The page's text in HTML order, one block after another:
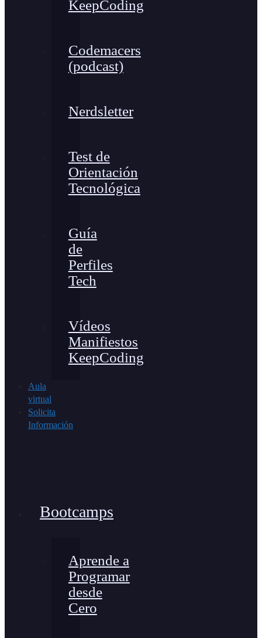
KeepCoding
Codemacers
(podcast)
Nerdsletter
Test de
Orientación
Tecnológica
Guía
de
Perfiles
Tech
Vídeos
Manifiestos
KeepCoding
Aula
virtual
Solicita
Información
Bootcamps
Aprende a
Programar
desde
Cero